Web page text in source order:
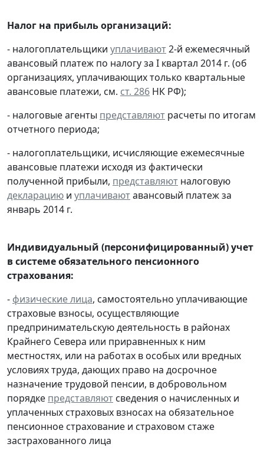
Налог на прибыль организаций:
- налогоплательщики уплачивают2-й ежемесячный
авансовый платеж по налогу за I квартал 2014 г. (об
организациях, уплачивающих только квартальные
авансовые платежи, см. ст. 286 НК РФ);
- налоговые агенты представляют расчеты по итогам
отчетного периода;
- налогоплательщики, исчисляющие ежемесячные
авансовые платежи исходя из фактически
полученной прибыли, представляют налоговую
декларацию и уплачиваютавансовый платеж за
январь 2014 г.
Индивидуальный (персонифицированный) учет
в системе обязательного пенсионного
страхования:
- физические лица, самостоятельно уплачивающие
страховые взносы, осуществляющие
предпринимательскую деятельность в районах
Крайнего Севера или приравненных к ним
местностях, или на работах в особых или вредных
условиях труда, дающих право на досрочное
назначение трудовой пенсии, в добровольном
порядке представляют сведения о начисленных и
уплаченных страховых взносах на обязательное
пенсионное страхование и страховом стаже
застрахованного лица